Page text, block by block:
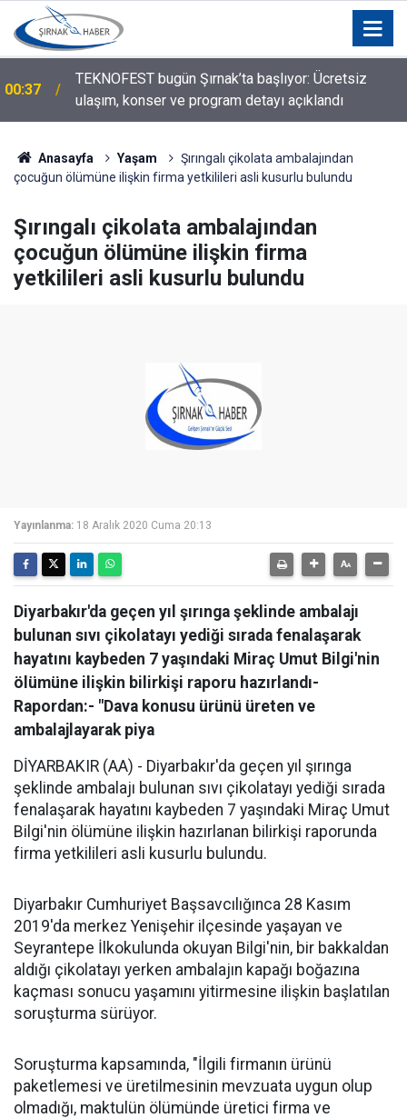
00:37
TEKNOFEST bugün Şırnak’ta başlıyor: Ücretsiz
ulaşım, konser ve program detayı açıklandı
Silopi Belediyesi'nden Sınır Değişikliği Açıklaması:
Anasayfa Yaşam
Şırıngalı çikolata ambalajından
çocuğun ölümüne ilişkin firma yetkilileri asli kusurlu bulundu
Şırıngalı çikolata ambalajından
çocuğun ölümüne ilişkin firma
yetkilileri asli kusurlu bulundu
Yayınlanma: 18 Aralık 2020 Cuma 20:13
Diyarbakır'da geçen yıl şırınga şeklinde ambalajı
bulunan sıvı çikolatayı yediği sırada fenalaşarak
hayatını kaybeden 7 yaşındaki Miraç Umut Bilgi'nin
ölümüne ilişkin bilirkişi raporu hazırlandı-
Rapordan:- "Dava konusu ürünü üreten ve
ambalajlayarak piya
DİYARBAKIR (AA) - Diyarbakır'da geçen yıl şırınga
şeklinde ambalajı bulunan sıvı çikolatayı yediği sırada
fenalaşarak hayatını kaybeden 7 yaşındaki Miraç Umut
Bilgi'nin ölümüne ilişkin hazırlanan bilirkişi raporunda
firma yetkilileri asli kusurlu bulundu.
Diyarbakır Cumhuriyet Başsavcılığınca 28 Kasım
2019'da merkez Yenişehir ilçesinde yaşayan ve
Seyrantepe İlkokulunda okuyan Bilgi'nin, bir bakkaldan
aldığı çikolatayı yerken ambalajın kapağı boğazına
kaçması sonucu yaşamını yitirmesine ilişkin başlatılan
soruşturma sürüyor.
Soruşturma kapsamında, "İlgili firmanın ürünü
paketlemesi ve üretilmesinin mevzuata uygun olup
olmadığı, maktulün ölümünde üretici firma ve